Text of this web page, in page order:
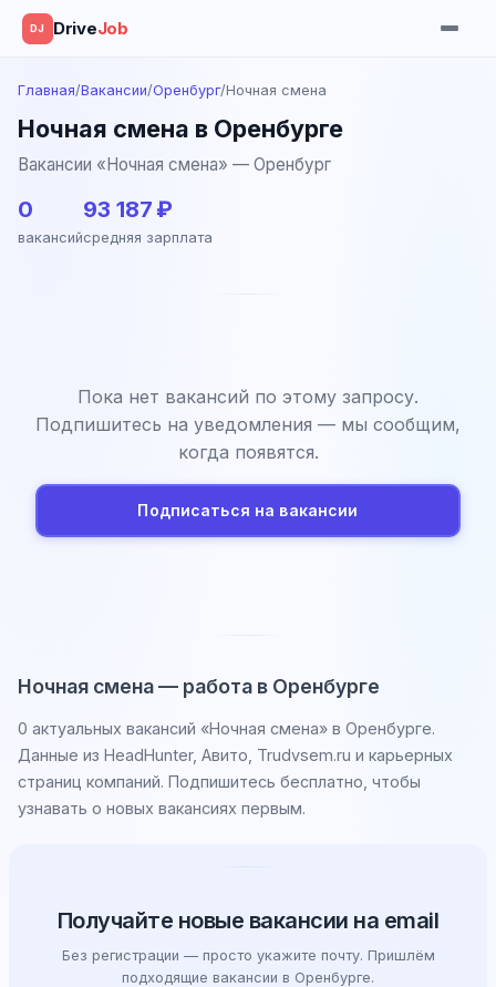
DJ DriveJob
Главная/Вакансии/Оренбург/Ночная смена
Ночная смена в Оренбурге
Вакансии «Ночная смена» — Оренбург
0
вакансий
93 187 ₽
средняя зарплата
Пока нет вакансий по этому запросу.
Подпишитесь на уведомления — мы сообщим,
когда появятся.
Подписаться на вакансии
Ночная смена — работа в Оренбурге
0 актуальных вакансий «Ночная смена» в Оренбурге.
Данные из HeadHunter, Авито, Trudvsem.ru и карьерных
страниц компаний. Подпишитесь бесплатно, чтобы
узнавать о новых вакансиях первым.
Получайте новые вакансии на email
Без регистрации — просто укажите почту. Пришлём
подходящие вакансии в Оренбурге.